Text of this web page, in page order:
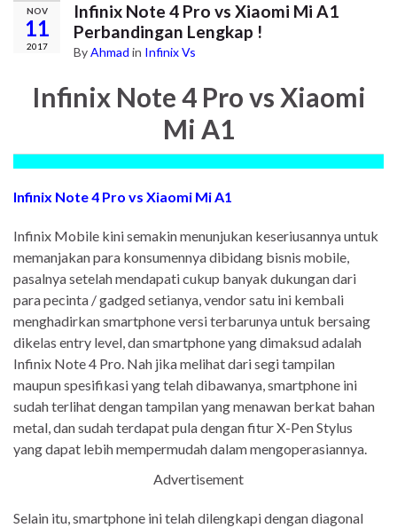
NOV
11
2017
Infinix Note 4 Pro vs Xiaomi Mi A1
Perbandingan Lengkap !
ByAhmad in Infinix Vs
Infinix Note 4 Pro vs Xiaomi
Mi A1
Infinix Note 4 Pro vs Xiaomi Mi A1
Infinix Mobile kini semakin menunjukan keseriusannya untuk
memanjakan para konsumennya dibidang bisnis mobile,
pasalnya setelah mendapati cukup banyak dukungan dari
para pecinta / gadged setianya, vendor satu ini kembali
menghadirkan smartphone versi terbarunya untuk bersaing
dikelas entry level, dan smartphone yang dimaksud adalah
Infinix Note 4 Pro. Nah jika melihat dari segi tampilan
maupun spesifikasi yang telah dibawanya, smartphone ini
sudah terlihat dengan tampilan yang menawan berkat bahan
metal, dan sudah terdapat pula dengan fitur X-Pen Stylus
yang dapat lebih mempermudah dalam mengoperasiannya.
Advertisement
Selain itu, smartphone ini telah dilengkapi dengan diagonal